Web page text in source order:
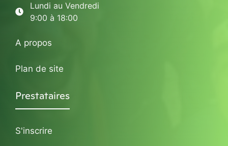
Lundi au Vendredi
9:00 à 18:00
A propos
Plan de site
Prestataires
S'inscrire